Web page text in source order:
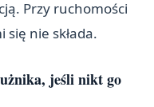
Przy ruchomości
się nie składa.
jeśli nikt go